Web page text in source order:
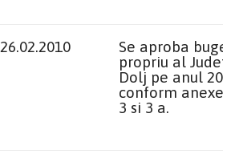
26.02.2010
Se aproba
propriu al
Dolj pe anul 2010
conform
3 si 3 a.